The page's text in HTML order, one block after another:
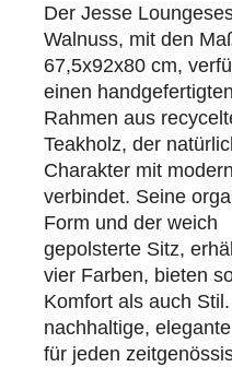
Der Jesse
Walnuss, mit den
67,5x92x80 cm,
einen handgefertigten
Rahmen aus
Teakholz, der
Charakter mit
verbindet. Seine
Form und der weich
gepolsterte Sitz,
vier Farben, bieten
Komfort als auch
nachhaltige,
für jeden